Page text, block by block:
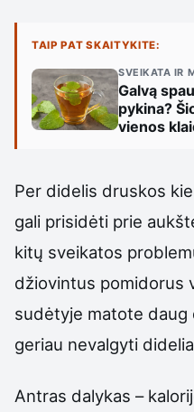
TAIP PAT SKAITYKITE:
SVEIKATA IR
Galvą
pykina?
vienos
Per didelis druskos
gali prisidėti prie
kitų sveikatos
džiovintus pomidorus
sudėtyje matote
geriau nevalgyti
Antras dalykas –